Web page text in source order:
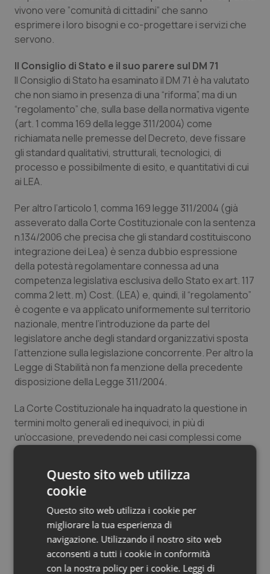
vivono vere ”comunità di cittadini” che sanno
esprimere i loro bisogni e co-progettare i servizi che
servono.
Il Consiglio di Stato e il suo parere sul DM 71
Il Consiglio di Stato ha esaminato il DM 71 è ha valutato
che non siamo in presenza di una “riforma”, ma di un
“regolamento” che, sulla base della normativa vigente
(art. 1 comma 169 della legge 311/2004) come
richiamata nelle premesse del Decreto, deve fissare
gli standard qualitativi, strutturali, tecnologici, di
processo e possibilmente di esito, e quantitativi di cui
ai LEA.
Per altro l’articolo 1, comma 169 legge 311/2004 (già
asseverato dalla Corte Costituzionale con la sentenza
n.134/2006 che precisa che gli standard costituiscono
integrazione dei Lea) è senza dubbio espressione
della potestà regolamentare connessa ad una
competenza legislativa esclusiva dello Stato ex art. 117
comma 2 lett. m) Cost. (LEA) e, quindi, il “regolamento”
è cogente e va applicato uniformemente sul territorio
nazionale, mentre l’introduzione da parte del
legislatore anche degli standard organizzativi sposta
l’attenzione sulla legislazione concorrente. Per altro la
Legge di Stabilità non fa menzione della precedente
disposizione della Legge 311/2004.
La Corte Costituzionale ha inquadrato la questione in
termini molto generali ed inequivoci, in più di
un’occasione, prevedendo nei casi complessi come
questo la necessità di una intesa Stato Regioni.
Il Consiglio di Stato non si sofferma sulla questione, ma
rileva che è necessario distinguere nello schema di
“regolamento” le differenti tipologie di standard
presenti: quelli aventi “forza normativa” e quelli di tipo
“descrittivo, esplicativo, esortativo o esemplificativo”.
Questo sito web utilizza
cookie
Questo sito web utilizza i cookie per
migliorare la tua esperienza di
navigazione. Utilizzando il nostro sito web
acconsenti a tutti i cookie in conformità
con la nostra policy per i cookie. Leggi di